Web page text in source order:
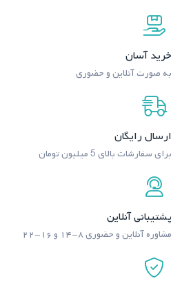
خرید آسان
به صورت آنلاین و حضوری
ارسال رایگان
برای سفارشات بالای 5 میلیون تومان
پشتیبانی آنلاین
مشاوره آنلاین و حضوری ۸-۱۴ و ۱۶-۲۲